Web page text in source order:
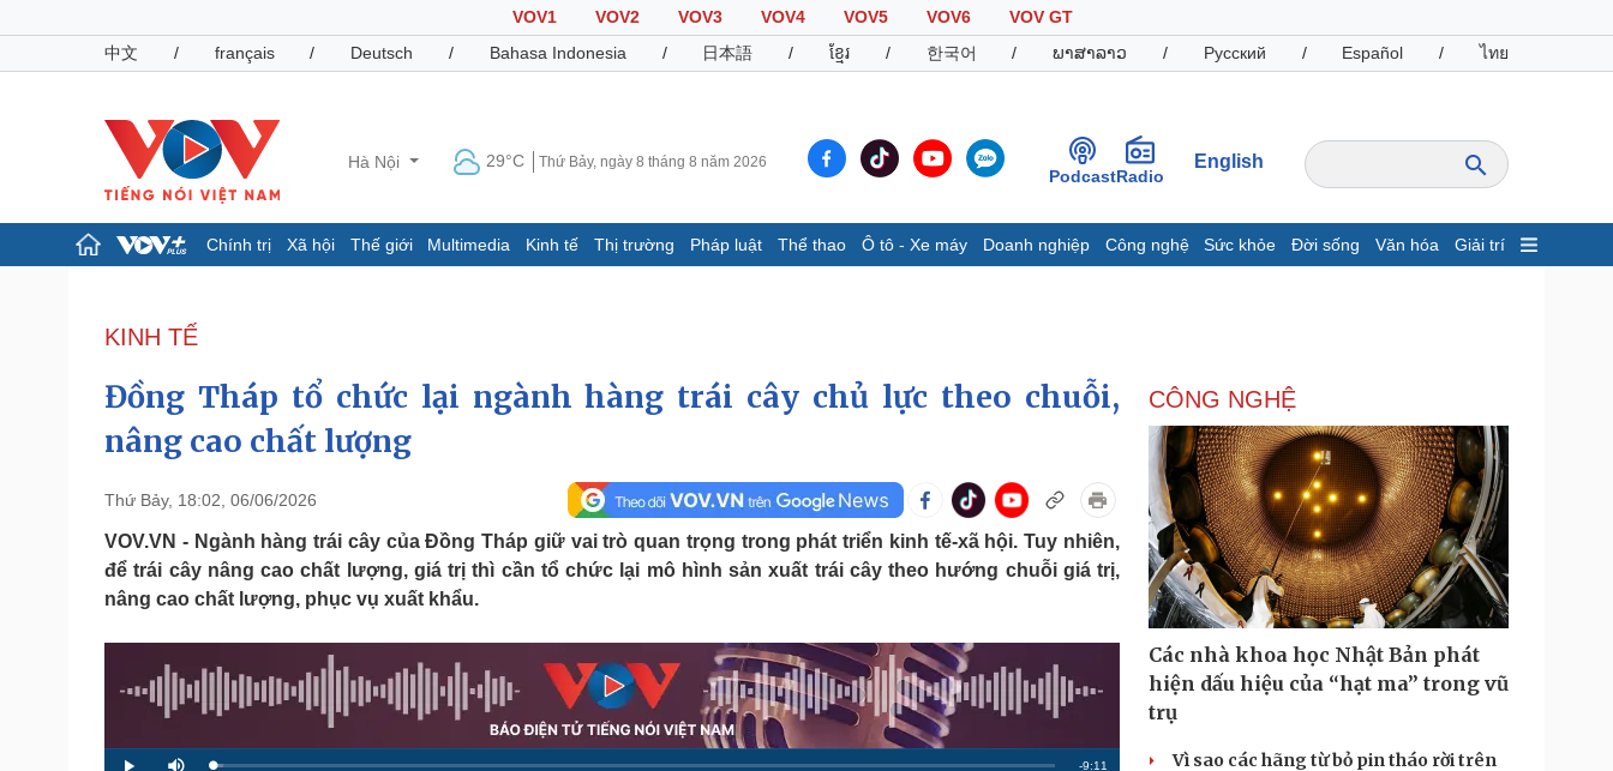
VOV1 VOV2 VOV3 VOV4 VOV5 VOV6
VOV GT
中文
/ français / Deutsch / Bahasa Indonesia / 日本語 / ខ្មែរ / 한국어 / ພາສາລາວ / Русский / Español / ไทย
Hà Nội 29°C Thứ Bảy, ngày 8 tháng 8 năm 2026
PodcastRadio
English
Chính trị Xã hội Thế giới Multimedia Kinh tế Thị trường Pháp luật Thể thao Ô tô - Xe máy Doanh nghiệp Công nghệ Sức khỏe Đời sống Văn hóa Giải trí
Đảng
Tổ chức nhân sự
Quốc hội
Nhận diện sự thật
Dấu ấn VOV
Việc làm
Biển đảo
E-Magazine
Infographic
Giá cà phê
Pháp luật
Tin nóng
Tư vấn luật
Việt Nam
Phân tích
Thể thao
Lịch thi đấu bóng đá
Thế giới thể thao
Ô tô - Xe máy
Xe máy
Tư vấn
Doanh nghiệp
Thông tin doanh nghiệp
Doanh nghiệp 24h
Doanh nhân
Vì cộng đồng
Công nghệ
Sành điệu
Tin Công nghệ
Trải nghiệm
Chuyển đổi số
Sức khỏe
Dinh dưỡng - món ngon
Cây thuốc
Sản phụ khoa
Đời sống
Nhà đẹp
Tình yêu - Gia đình
Văn hóa
Sân khấu - Điện ảnh
Văn học
Âm nhạc
Giải trí
Nghệ sĩ
Thời trang
Sao Việt
Tư vấn
check-in
Podcast
Câu chuyện thời sự
Cửa sổ tình yêu
KINH TẾ
Đồng Tháp tổ chức lại ngành hàng trái cây chủ lực theo chuỗi,
nâng cao chất lượng
Thứ Bảy, 18:02, 06/06/2026
VOV.VN - Ngành hàng trái cây của Đồng Tháp giữ vai trò quan trọng trong phát triển kinh tế-xã hội. Tuy nhiên,
để trái cây nâng cao chất lượng, giá trị thì cần tổ chức lại mô hình sản xuất trái cây theo hướng chuỗi giá trị,
nâng cao chất lượng, phục vụ xuất khẩu.
R
-9:11
CÔNG NGHỆ
Các nhà khoa học Nhật Bản phát
hiện dấu hiệu của “hạt ma” trong vũ
trụ
Vì sao các hãng từ bỏ pin tháo rời trên